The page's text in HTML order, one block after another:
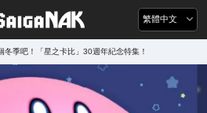
繁體中文
冬季吧！「星之卡比」30週年紀念特集！